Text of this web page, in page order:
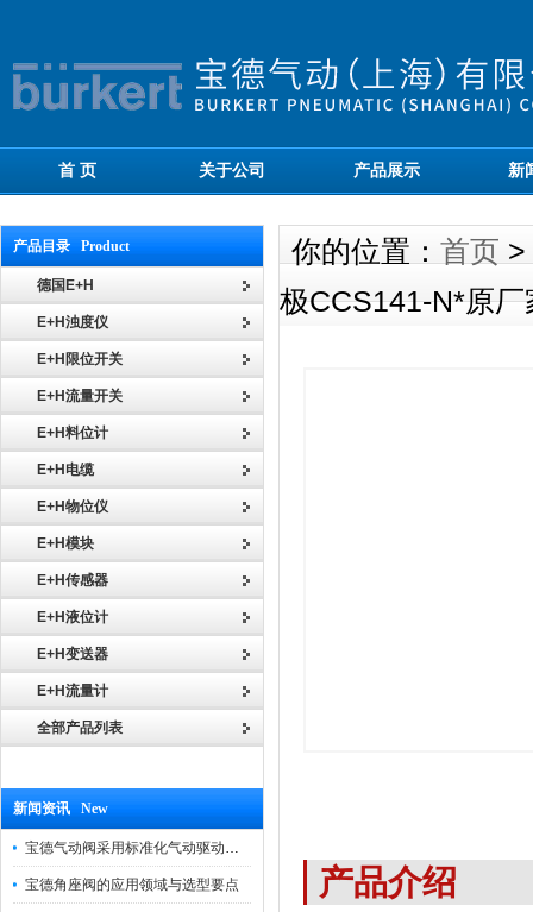
首 页 关于公司 产品展示 新
产品目录 Product
德国E+H
E+H浊度仪
E+H限位开关
E+H流量开关
E+H料位计
E+H电缆
E+H物位仪
E+H模块
E+H传感器
E+H液位计
E+H变送器
E+H流量计
全部产品列表
新闻资讯 New
宝德气动阀采用标准化气动驱动设计，可匹配各类工业气源工况
宝德角座阀的应用领域与选型要点
你的位置： 首页 >
极CCS141-N*原厂
产品介绍